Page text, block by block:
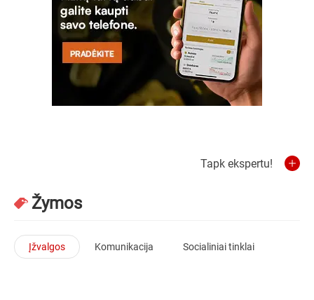
Tapk ekspertu!
Žymos
Įžvalgos Komunikacija Socialiniai tinklai